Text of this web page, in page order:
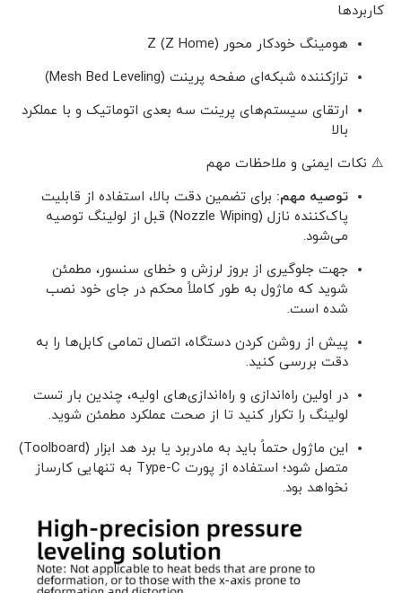
کاربردها
هومینگ خودکار محور Z (Z Home)
ترازکننده شبکه‌ای صفحه پرینت (Mesh Bed Leveling)
ارتقای سیستم‌های پرینت سه بعدی اتوماتیک و با عملکرد
بالا
⚠️ نکات ایمنی و ملاحظات مهم
توصیه مهم: برای تضمین دقت بالا، استفاده از قابلیت
پاک‌کننده نازل (Nozzle Wiping) قبل از لولینگ توصیه
می‌شود.
جهت جلوگیری از بروز لرزش و خطای سنسور، مطمئن
شوید که ماژول به طور کاملاً محکم در جای خود نصب
شده است.
پیش از روشن کردن دستگاه، اتصال تمامی کابل‌ها را به
دقت بررسی کنید.
در اولین راه‌اندازی و راه‌اندازی‌های اولیه، چندین بار تست
لولینگ را تکرار کنید تا از صحت عملکرد مطمئن شوید.
این ماژول حتماً باید به مادربرد یا برد هد ابزار (Toolboard)
متصل شود؛ استفاده از پورت Type-C به تنهایی کارساز
نخواهد بود.